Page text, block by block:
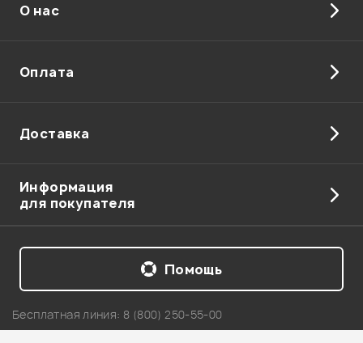
Отправить
О нас
Оплата
Доставка
Информация
для покупателя
Бесплатная линия: 8 (800) 250-55-00
Помощь